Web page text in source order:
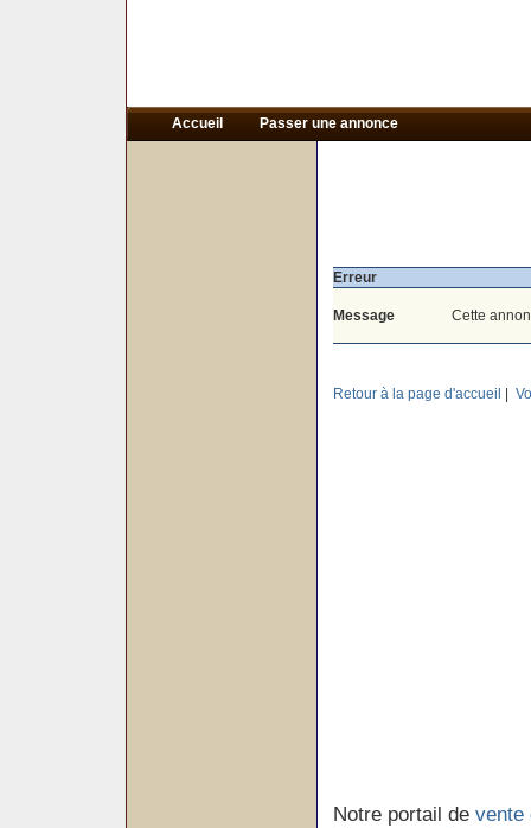
Accueil Passer une annonce
Erreur
Message Cette
Retour à la page d'accueil
Notre portail de vente